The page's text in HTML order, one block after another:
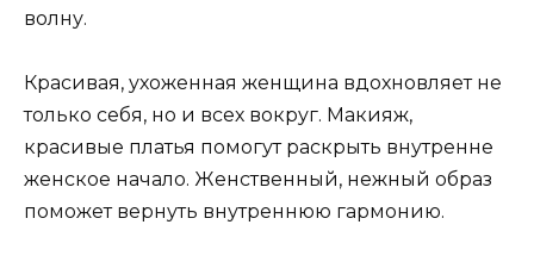
волну.
Красивая, ухоженная женщина вдохновляет не
только себя, но и всех вокруг. Макияж,
красивые платья помогут раскрыть внутренне
женское начало. Женственный, нежный образ
поможет вернуть внутреннюю гармонию.